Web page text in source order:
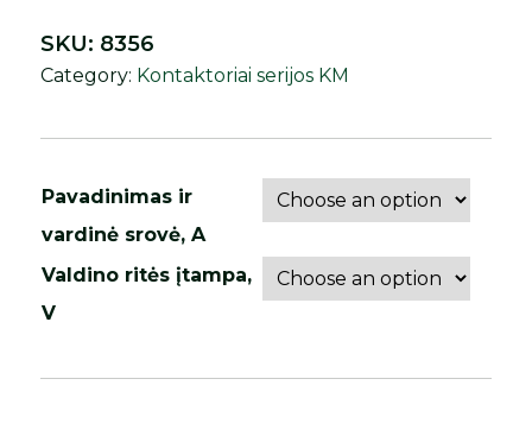
Pavadinimas ir
vardinė srovė, A
Valdino ritės įtampa,
V
SKU: 8356
Category: Kontaktoriai serijos KM